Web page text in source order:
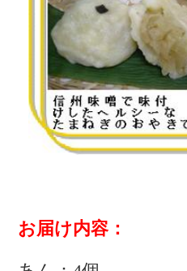
お届け内容：